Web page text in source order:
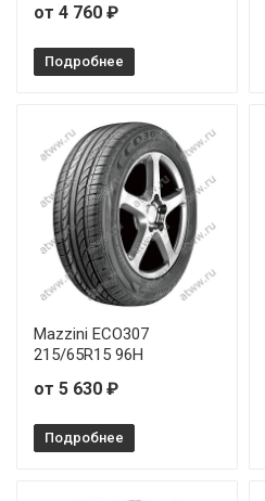
от 4 760 ₽
Подробнее
Mazzini ECO307
215/65R15 96H
от 5 630 ₽
Подробнее